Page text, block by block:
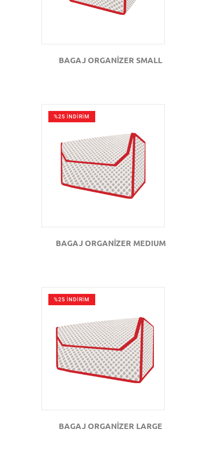
BAGAJ ORGANİZER SMALL
%25 İNDİRİM
GÖZAT
BAGAJ ORGANİZER MEDIUM
%25 İNDİRİM
GÖZAT
BAGAJ ORGANİZER LARGE